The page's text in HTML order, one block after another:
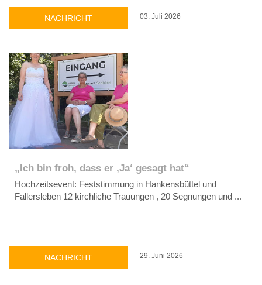
NACHRICHT 03. Juli 2026
„Ich bin froh, dass er ‚Ja‘ gesagt hat“
Hochzeitsevent: Feststimmung in Hankensbüttel und
Fallersleben 12 kirchliche Trauungen , 20 Segnungen und ...
NACHRICHT 29. Juni 2026